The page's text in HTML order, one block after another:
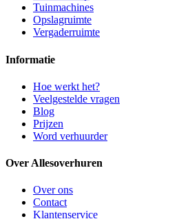
Tuinmachines
Opslagruimte
Vergaderruimte
Informatie
Hoe werkt het?
Veelgestelde vragen
Blog
Prijzen
Word verhuurder
Over Allesoverhuren
Over ons
Contact
Klantenservice